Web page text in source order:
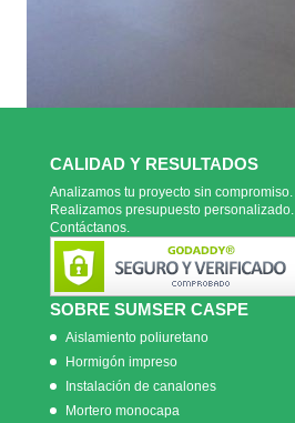
CALIDAD Y RESULTADOS
Analizamos tu proyecto sin compromiso.
Realizamos presupuesto personalizado.
Contáctanos.
SOBRE SUMSER CASPE
Aislamiento poliuretano
Hormigón impreso
Instalación de canalones
Mortero monocapa